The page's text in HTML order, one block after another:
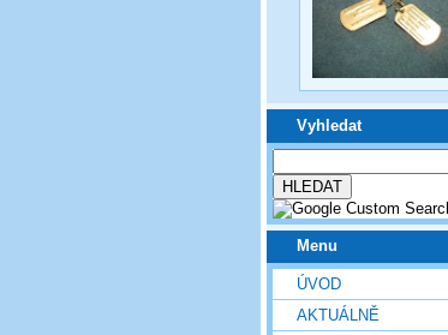
Vyhledat
Menu
ÚVOD
AKTUÁLNĚ